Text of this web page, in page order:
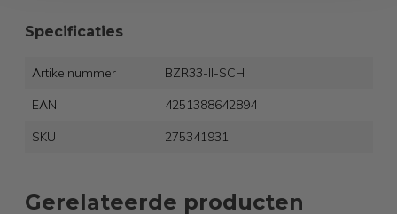
Specificaties
Artikelnummer
BZR33-II-SCH
EAN
4251388642894
SKU
275341931
Gerelateerde producten